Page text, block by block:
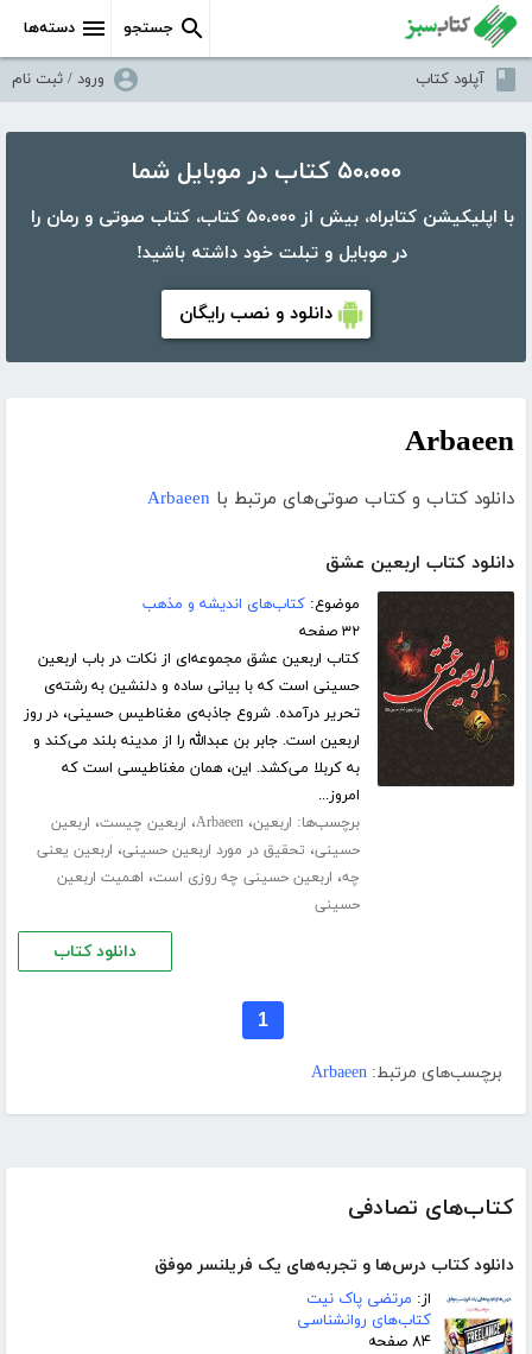
دسته‌ها جستجو
آپلود کتاب ورود / ثبت نام
۵۰،۰۰۰ کتاب در موبایل شما
با اپلیکیشن کتابراه، بیش از ۵۰،۰۰۰ کتاب، کتاب صوتی و رمان را
در موبایل و تبلت خود داشته باشید!
دانلود و نصب رایگان
کتاب‌های تصادفی
دانلود کتاب درس‌ها و تجربه‌های یک فریلنسر موفق
از: مرتضی پاک نیت
کتاب‌های روانشناسی
۸۴ صفحه
Arbaeen
دانلود کتاب و کتاب صوتی‌های مرتبط با Arbaeen
دانلود کتاب اربعین عشق
موضوع:کتاب‌های اندیشه و مذهب
۳۲ صفحه
کتاب اربعین عشق مجمو‌عه‌ای از نکات در باب اربعین
حسینی است که با بیانی ساده و دلنشین به رشته‌ی
تحریر درآمده. شروع جاذبه‌ی مغناطیس حسینی، در روز
اربعین است. جابر بن عبدالله را از مدینه بلند می‌کند و
به کربلا می‌کشد. این، همان مغناطیسی است که
امروز...
برچسب‌ها: اربعین،Arbaeen، اربعین چیست، اربعین
حسینی، تحقیق در مورد اربعین حسینی، اربعین یعنی
چه، اربعین حسینی چه روزی است، اهمیت اربعین
حسینی
دانلود کتاب
1
برچسب‌های مرتبط: Arbaeen